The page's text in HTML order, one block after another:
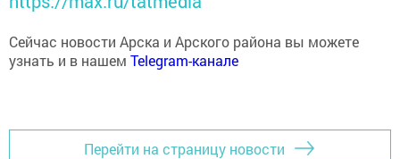
Сейчас новости Арска и Арского района вы можете
узнать и в нашем Telegram-канале
Перейти на страницу новости